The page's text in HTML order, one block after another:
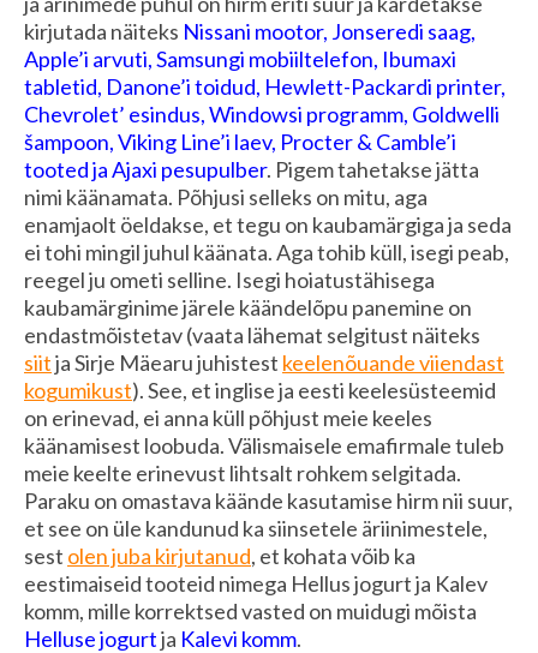
kirjutada näiteks Nissani mootor, Jonseredi saag,
Apple’i arvuti, Samsungi mobiiltelefon, Ibumaxi
tabletid, Danone’i toidud, Hewlett-Packardi printer,
Chevrolet’ esindus, Windowsi programm, Goldwelli
šampoon, Viking Line’i laev, Procter & Camble’i
tooted ja Ajaxi pesupulber. Pigem tahetakse jätta
nimi käänamata. Põhjusi selleks on mitu, aga
enamjaolt öeldakse, et tegu on kaubamärgiga ja seda
ei tohi mingil juhul käänata. Aga tohib küll, isegi peab,
reegel ju ometi selline. Isegi hoiatustähisega
kaubamärginime järele käändelõpu panemine on
endastmõistetav (vaata lähemat selgitust näiteks
siitja Sirje Mäearu juhistest keelenõuande viiendast
kogumikust). See, et inglise ja eesti keelesüsteemid
on erinevad, ei anna küll põhjust meie keeles
käänamisest loobuda. Välismaisele emafirmale tuleb
meie keelte erinevust lihtsalt rohkem selgitada.
Paraku on omastava käände kasutamise hirm nii suur,
et see on üle kandunud ka siinsetele äriinimestele,
sest olen juba kirjutanud, et kohata võib ka
eestimaiseid tooteid nimega Hellus jogurt ja Kalev
komm, mille korrektsed vasted on muidugi mõista
Helluse jogurtja Kalevi komm.